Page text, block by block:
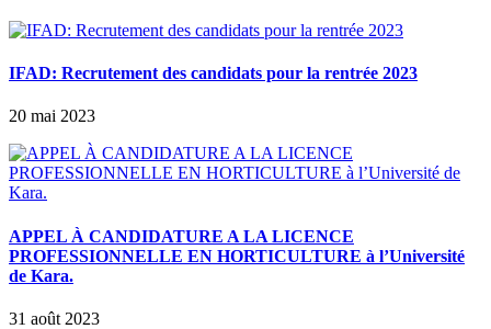
IFAD: Recrutement des candidats pour la rentrée 2023
20 mai 2023
APPEL À CANDIDATURE A LA LICENCE
PROFESSIONNELLE EN HORTICULTURE à l’Université
de Kara.
31 août 2023